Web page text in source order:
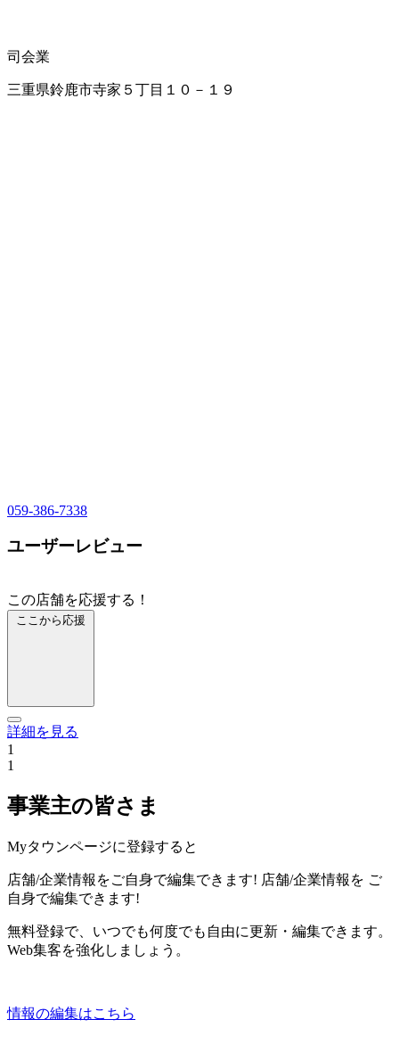
司会業
三重県鈴鹿市寺家５丁目１０－１９
059-386-7338
ユーザーレビュー
この店舗を応援する！
ここから応援
詳細を見る
1
1
事業主の皆さま
Myタウンページに登録すると
店舗/企業情報をご自身で編集できます! 店舗/企業情報を ご
自身で編集できます!
無料登録で、いつでも何度でも自由に更新・編集できます。
Web集客を強化しましょう。
情報の編集はこちら